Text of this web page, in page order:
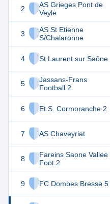
2
AS Grieges Pont de
Veyle
3
AS St Etienne
S/Chalaronne
4 St Laurent sur Saône
5
Jassans-Frans
Football 2
6 Et.S. Cormoranche 2
7 AS Chaveyriat
8
Fareins Saone Vallee
Foot 2
9 FC Dombes Bresse 5
55
44 22
25 22
20 22
19 22